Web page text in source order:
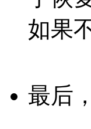
如果
最后